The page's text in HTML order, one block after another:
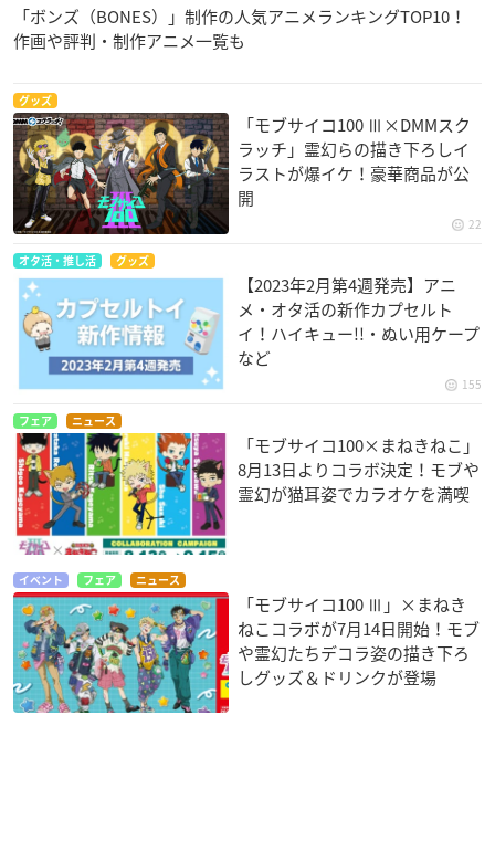
「ボンズ（BONES）」制作の人気アニメランキングTOP10！
作画や評判・制作アニメ一覧も
グッズ
「モブサイコ100 Ⅲ×DMMスク
ラッチ」霊幻らの描き下ろしイ
ラストが爆イケ！豪華商品が公
開
22
オタ活・推し活 グッズ
【2023年2月第4週発売】アニ
メ・オタ活の新作カプセルト
イ！ハイキュー!!・ぬい用ケープ
など
155
フェア ニュース
「モブサイコ100×まねきねこ」
8月13日よりコラボ決定！モブや
霊幻が猫耳姿でカラオケを満喫
イベント フェア ニュース
「モブサイコ100 Ⅲ」×まねき
ねこコラボが7月14日開始！モブ
や霊幻たちデコラ姿の描き下ろ
しグッズ＆ドリンクが登場